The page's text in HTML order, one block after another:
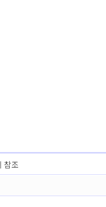
참조